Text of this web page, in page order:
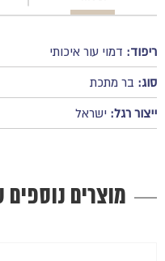
ריפוד: דמוי עור איכותי
סוג: בר מתכת
ייצור רגל: ישראל
מוצרים נוספים